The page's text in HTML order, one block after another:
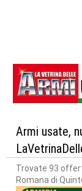
Armi usate,
Trovate 93
Romana di